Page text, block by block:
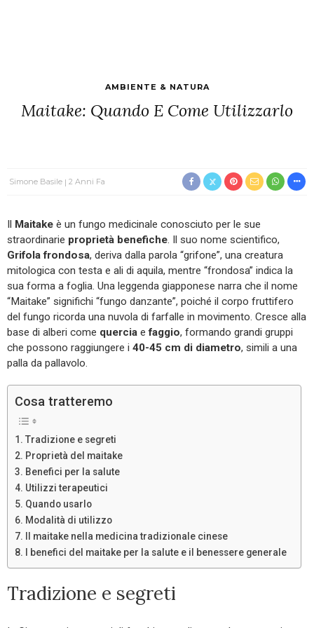
AMBIENTE & NATURA
Maitake: Quando E Come Utilizzarlo
Simone Basile 2 Anni Fa
Il Maitake è un fungo medicinale conosciuto per le sue
straordinarie proprietà benefiche. Il suo nome scientifico,
Grifola frondosa, deriva dalla parola “grifone”, una creatura
mitologica con testa e ali di aquila, mentre “frondosa” indica la
sua forma a foglia. Una leggenda giapponese narra che il nome
“Maitake” significhi “fungo danzante”, poiché il corpo fruttifero
del fungo ricorda una nuvola di farfalle in movimento. Cresce alla
base di alberi come quercia efaggio, formando grandi gruppi
che possono raggiungere i 40-45 cm di diametro, simili a una
palla da pallavolo.
Cosa tratteremo
Tradizione e segreti
Proprietà del maitake
Benefici per la salute
Utilizzi terapeutici
Quando usarlo
Modalità di utilizzo
Il maitake nella medicina tradizionale cinese
I benefici del maitake per la salute e il benessere generale
Tradizione e segreti